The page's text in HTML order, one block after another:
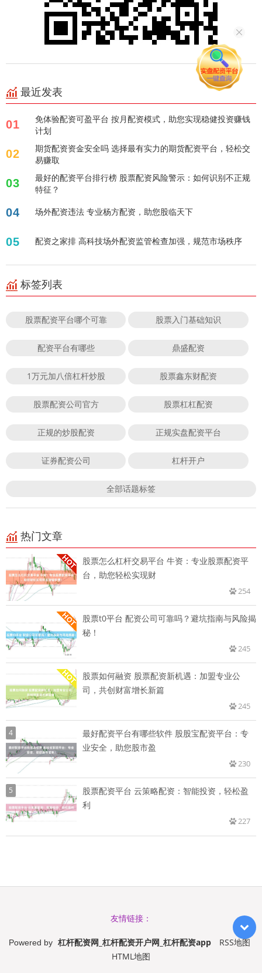
最近发表
01
免体验配资可盈平台 按月配资模式，助您实现稳健投资赚钱
计划
02
期货配资资金安全吗 选择最有实力的期货配资平台，轻松交
易赚取
03
最好的配资平台排行榜 股票配资风险警示：如何识别不正规
特征？
04 场外配资违法 专业杨方配资，助您股临天下
05 配资之家排 高科技场外配资监管检查加强，规范市场秩序
标签列表
股票配资平台哪个可靠 股票入门基础知识
配资平台有哪些 鼎盛配资
1万元加八倍杠杆炒股 股票鑫东财配资
股票配资公司官方 股票杠杠配资
正规的炒股配资 正规实盘配资平台
证券配资公司 杠杆开户
全部话题标签
热门文章
股票怎么杠杆交易平台 牛资：专业股票配资平
台，助您轻松实现财
254
股票t0平台 配资公司可靠吗？避坑指南与风险揭
秘！
245
股票如何融资 股票配资新机遇：加盟专业公
司，共创财富增长新篇
245
4
最好配资平台有哪些软件 股股宝配资平台：专
业安全，助您股市盈
230
5
股票配资平台 云策略配资：智能投资，轻松盈
利
227
友情链接：
Powered by 杠杆配资网_杠杆配资开户网_杠杆配资app
RSS地图
HTML地图